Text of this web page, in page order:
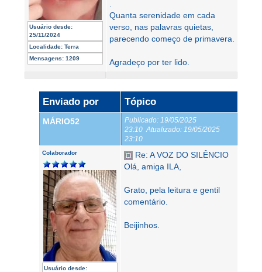
Usuário desde:
25/11/2024
Localidade: Terra
Mensagens: 1209
Quanta serenidade em cada
verso, nas palavras quietas,
parecendo começo de primavera.
Agradeço por ter lido.
Enviado por Tópico
MÁRIO52 Publicado: 19/05/2025
23:10 Atualizado: 19/05/2025
23:10
Colaborador
Usuário desde:
Re: A VOZ DO SILÊNCIO
Olá, amiga ILA,
Grato, pela leitura e gentil
comentário.
Beijinhos.